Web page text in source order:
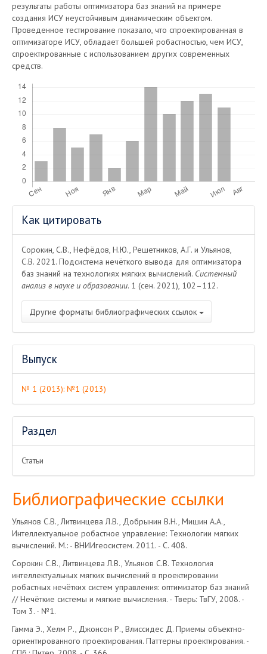
результаты работы оптимизатора баз знаний на примере
создания ИСУ неустойчивым динамическим объектом.
Проведенное тестирование показало, что спроектированная в
оптимизаторе ИСУ, обладает большей робастностью, чем ИСУ,
спроектированные с использованием других современных
средств.
Информация
о статье
Как цитировать
Сорокин, С.В., Нефёдов, Н.Ю., Решетников, А.Г. и Ульянов,
С.В. 2021. Подсистема нечёткого вывода для оптимизатора
баз знаний на технологиях мягких вычислений. Системный
анализ в науке и образовании. 1 (сен. 2021), 102–112.
Другие форматы библиографических ссылок
Выпуск
№ 1 (2013): №1 (2013)
Раздел
Статьи
Библиографические ссылки
Ульянов С.В., Литвинцева Л.В., Добрынин В.Н., Мишин А.А.,
Интеллектуальное робастное управление: Технологии мягких
вычислений. М.: - ВНИИгеосистем. 2011. - С. 408.
Сорокин С.В., Литвинцева Л.В., Ульянов С.В. Технология
интеллектуальных мягких вычислений в проектировании
робастных нечётких систем управления: оптимизатор баз знаний
// Нечёткие системы и мягкие вычисления. - Тверь: ТвГУ, 2008. -
Том 3. - №1.
Гамма Э., Хелм Р., Джонсон Р., Влиссидес Д. Приемы объектно-
ориентированного проектирования. Паттерны проектирования. -